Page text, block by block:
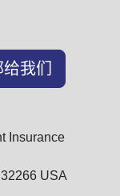
我们
Insurance
USA